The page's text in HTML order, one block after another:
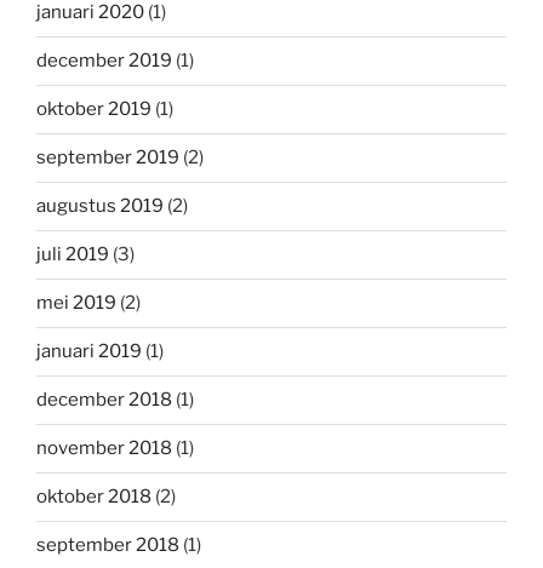
januari 2020 (1)
december 2019 (1)
oktober 2019 (1)
september 2019 (2)
augustus 2019 (2)
juli 2019 (3)
mei 2019 (2)
januari 2019 (1)
december 2018 (1)
november 2018 (1)
oktober 2018 (2)
september 2018 (1)